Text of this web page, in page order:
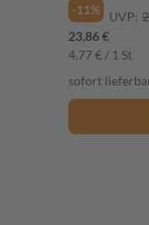
-11%
UVP:
23,86 €
4,77 € / 1 St
sofort